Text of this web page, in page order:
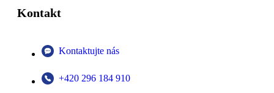
Kontakt
Kontaktujte nás
+420 296 184 910